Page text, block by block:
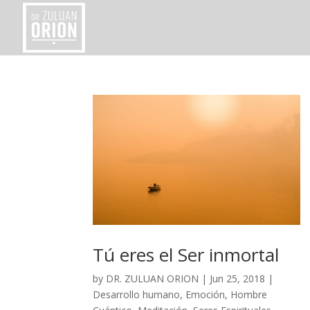
Tú eres el Ser inmortal
by DR. ZULUAN ORION | Jun 25, 2018 |
Desarrollo humano, Emoción, Hombre